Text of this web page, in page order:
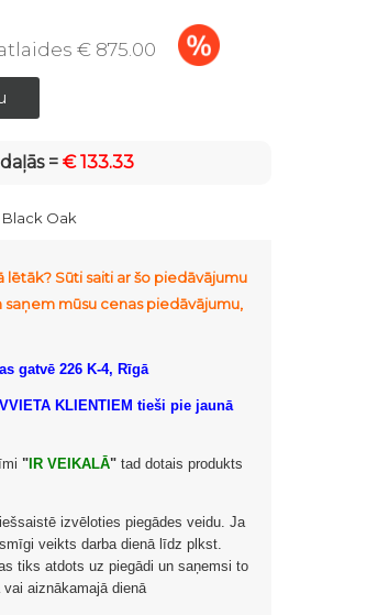
€ 875.00
=€ 133.33
Black Oak
lētāk? Sūti saiti ar šo piedāvājumu
saņem mūsu cenas piedāvājumu,
gatvē 226 K-4, Rīgā
KLIENTIEM tieši pie jaunā
" IR VEIKALĀ" tad dotais produkts
izvēloties piegādes veidu. Ja
veikts darba dienā līdz plkst.
tiks atdots uz piegādi un saņemsi to
aiznākamajā dienā